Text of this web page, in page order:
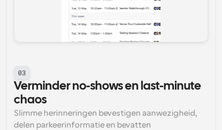
03
Verminder no-shows en last-minute
chaos
Slimme herinneringen bevestigen aanwezigheid,
delen parkeerinformatie en bevatten